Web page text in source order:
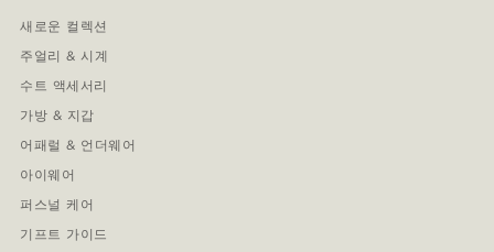
새로운 컬렉션
주얼리 & 시계
수트 액세서리
가방 & 지갑
어패럴 & 언더웨어
아이웨어
퍼스널 케어
기프트 가이드